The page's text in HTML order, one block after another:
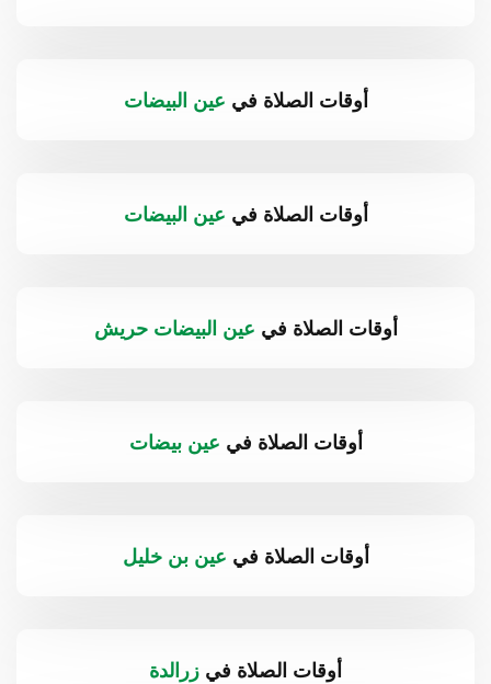
أوقات الصلاة في عين البيضات
أوقات الصلاة في عين البيضات
أوقات الصلاة في عين البيضات حريش
أوقات الصلاة في عين بيضات
أوقات الصلاة في عين بن خليل
أوقات الصلاة في زرالدة